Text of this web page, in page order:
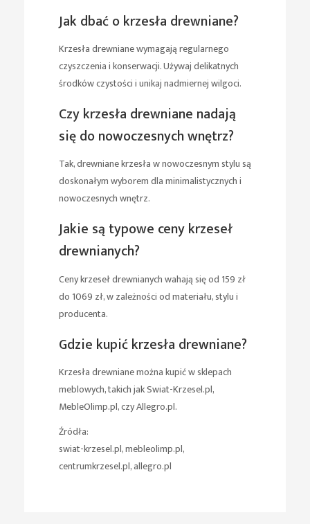
Jak dbać o krzesła drewniane?
Krzesła drewniane wymagają regularnego
czyszczenia i konserwacji. Używaj delikatnych
środków czystości i unikaj nadmiernej wilgoci.
Czy krzesła drewniane nadają
się do nowoczesnych wnętrz?
Tak, drewniane krzesła w nowoczesnym stylu są
doskonałym wyborem dla minimalistycznych i
nowoczesnych wnętrz.
Jakie są typowe ceny krzeseł
drewnianych?
Ceny krzeseł drewnianych wahają się od 159 zł
do 1069 zł, w zależności od materiału, stylu i
producenta.
Gdzie kupić krzesła drewniane?
Krzesła drewniane można kupić w sklepach
meblowych, takich jak Swiat-Krzesel.pl,
MebleOlimp.pl, czy Allegro.pl.
Źródła:
swiat-krzesel.pl, mebleolimp.pl,
centrumkrzesel.pl, allegro.pl